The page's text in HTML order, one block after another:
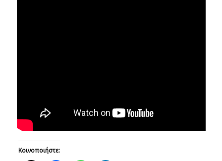
Κοινοποιήστε: